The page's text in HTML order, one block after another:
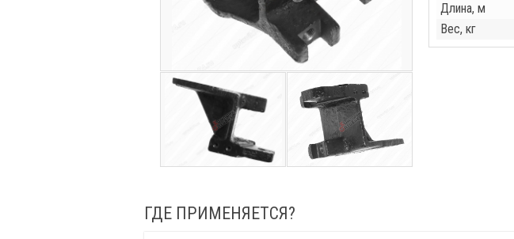
Длина, м
Вес, кг
ГДЕ ПРИМЕНЯЕТСЯ?